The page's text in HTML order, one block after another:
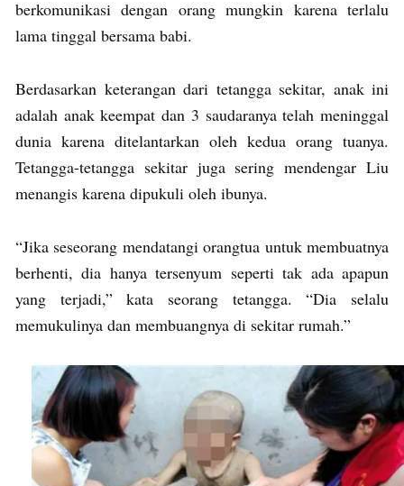
berkomunikasi dengan orang mungkin karena terlalu
lama tinggal bersama babi.
Berdasarkan keterangan dari tetangga sekitar, anak ini
adalah anak keempat dan 3 saudaranya telah meninggal
dunia karena ditelantarkan oleh kedua orang tuanya.
Tetangga-tetangga sekitar juga sering mendengar Liu
menangis karena dipukuli oleh ibunya.
“Jika seseorang mendatangi orangtua untuk membuatnya
berhenti, dia hanya tersenyum seperti tak ada apapun
yang terjadi,” kata seorang tetangga. “Dia selalu
memukulinya dan membuangnya di sekitar rumah.”